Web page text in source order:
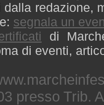
redazione,
segnala un
di
di eventi,
presso Trib.